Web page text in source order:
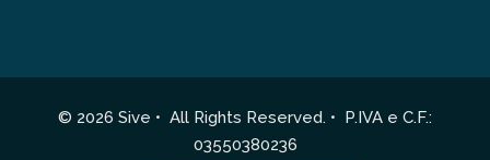
© 2026 Sive • All Rights Reserved. • P.IVA e C.F.:
03550380236